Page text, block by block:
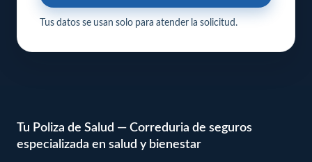
Tus datos se usan solo para atender la solicitud.
Tu Poliza de Salud — Correduria de seguros
especializada en salud y bienestar